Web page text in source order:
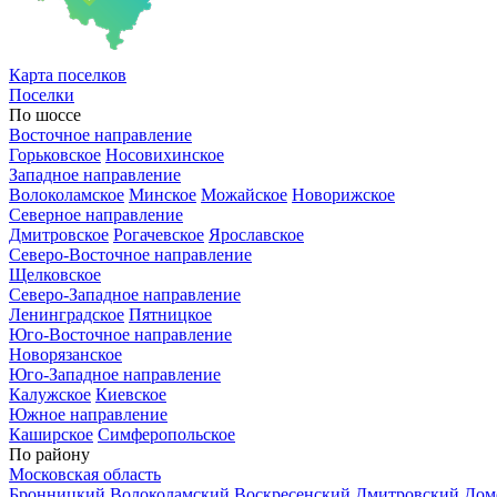
Карта поселков
Поселки
По шоссе
Восточное направление
Горьковское Носовихинское
Западное направление
Волоколамское Минское Можайское Новорижское
Северное направление
Дмитровское Рогачевское Ярославское
Северо-Восточное направление
Щелковское
Северо-Западное направление
Ленинградское Пятницкое
Юго-Восточное направление
Новорязанское
Юго-Западное направление
Калужское Киевское
Южное направление
Каширское Симферопольское
По району
Московская область